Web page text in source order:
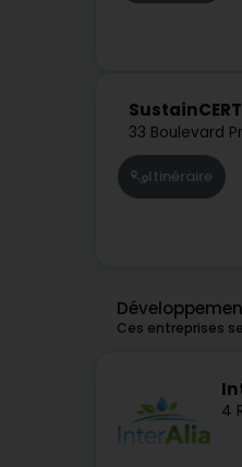
33 Boulevard
Itinéraire
Ces entreprises
4